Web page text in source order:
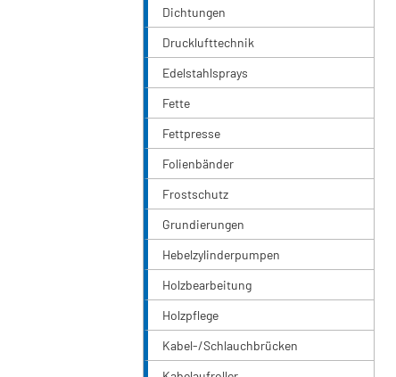
Dichtungen
Drucklufttechnik
Edelstahlsprays
Fette
Fettpresse
Folienbänder
Frostschutz
Grundierungen
Hebelzylinderpumpen
Holzbearbeitung
Holzpflege
Kabel-/Schlauchbrücken